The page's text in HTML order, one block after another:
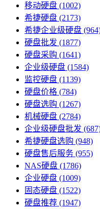
移动硬盘 (1002)
希捷硬盘 (2173)
希捷企业级硬盘
硬盘批发 (1877)
硬盘采购 (1641)
企业级硬盘 (1584)
监控硬盘 (1139)
硬盘价格 (784)
硬盘选购 (1267)
机械硬盘 (2784)
企业级硬盘批发
希捷硬盘选购 (948)
硬盘售后服务 (955)
NAS硬盘 (1786)
企业硬盘 (1009)
固态硬盘 (1522)
硬盘推荐 (1947)